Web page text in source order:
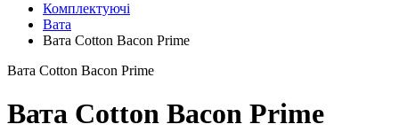
Комплектуючі
Вата
Вата Cotton Bacon Prime
Вата Cotton Bacon Prime
Вата Cotton Bacon Prime